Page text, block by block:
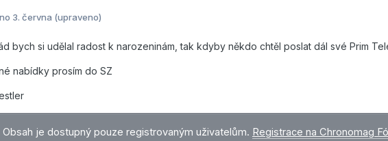
3. června (upraveno)
bych si udělal radost k narozeninám, tak kdyby někdo chtěl poslat dál své Prim
nabídky prosím do SZ
Obsah je dostupný pouze registrovaným uživatelům. Registrace na Chronomag